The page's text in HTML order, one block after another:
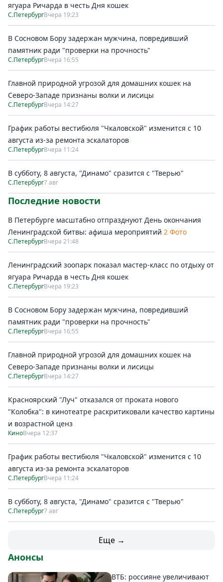
ягуара Ричарда в честь Дня кошек
С.ПетербургВчера 19:23
В Сосновом Бору задержан мужчина, повредивший
памятник ради "проверки на прочность"
С.ПетербургВчера 16:55
Главной природной угрозой для домашних кошек на
Северо-Западе признаны волки и лисицы
С.ПетербургВчера 14:27
График работы вестибюля "Чкаловской" изменится с 10
августа из-за ремонта эскалаторов
С.ПетербургВчера 11:24
В субботу, 8 августа, "Динамо" сразится с "Тверью"
С.Петербург7 авг
Последние новости
В Петербурге масштабно отпразднуют День окончания
Ленинградской битвы: афиша мероприятий 2 Фото
С.ПетербургВчера 21:48
Ленинградский зоопарк показал мастер-класс по отдыху от
ягуара Ричарда в честь Дня кошек
С.ПетербургВчера 19:23
В Сосновом Бору задержан мужчина, повредивший
памятник ради "проверки на прочность"
С.ПетербургВчера 16:55
Главной природной угрозой для домашних кошек на
Северо-Западе признаны волки и лисицы
С.ПетербургВчера 14:27
Красноярский "Луч" отказался от проката нового
"Колобка": в кинотеатре раскритиковали качество картины
и возрастной ценз
КиноВчера 12:37
График работы вестибюля "Чкаловской" изменится с 10
августа из-за ремонта эскалаторов
С.ПетербургВчера 11:24
В субботу, 8 августа, "Динамо" сразится с "Тверью"
С.Петербург7 авг
Еще →
Анонсы
ВТБ: россияне увеличивают